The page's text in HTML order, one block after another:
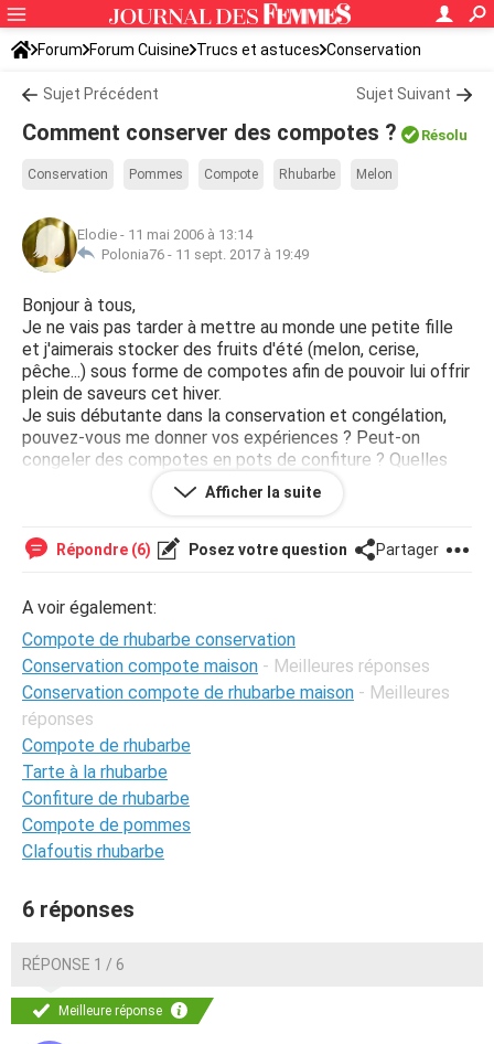
Forum Forum Cuisine Trucs et astuces Conservation
Sujet Précédent Sujet Suivant
Comment conserver des compotes ? Résolu
Conservation Pommes Compote Rhubarbe Melon
Elodie - 11 mai 2006 à 13:14
Polonia76 - 11 sept. 2017 à 19:49
Bonjour à tous,
Je ne vais pas tarder à mettre au monde une petite fille
et j'aimerais stocker des fruits d'été (melon, cerise,
pêche...) sous forme de compotes afin de pouvoir lui offrir
plein de saveurs cet hiver.
Je suis débutante dans la conservation et congélation,
pouvez-vous me donner vos expériences ? Peut-on
congeler des compotes en pots de confiture ? Quelles
sont les meilleures solutions ?Afficher la suite
Répondre (6) Posez votre question Partager
A voir également:
Compote de rhubarbe conservation
Conservation compote maison - Meilleures réponses
Conservation compote de rhubarbe maison - Meilleures
réponses
Compote de rhubarbe
Tarte à la rhubarbe
Confiture de rhubarbe
Compote de pommes
Clafoutis rhubarbe
6 réponses
RÉPONSE 1 / 6
Meilleure réponse